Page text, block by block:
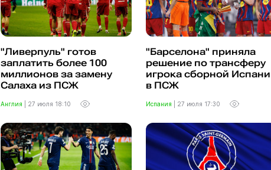
"Ливерпуль" готов
заплатить более 100
миллионов за замену
Салаха из ПСЖ
Англия 27 июля 18:10
"Барселона" приняла
решение по трансферу
игрока сборной
в ПСЖ
Испания 27 июля 17:30